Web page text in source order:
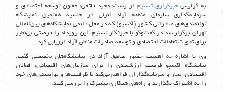
به گزارشخبرگزاری تسنیم از رشت، مجید فاتحی، معاون توسعه اقتصادی و
سرمایه‌گذاری سازمان منطقه آزاد انزلی در حاشیه هفتمین نمایشگاه
توانمندی‌های صادراتی کشور (اکسپو) که در محل دائمی نمایشگاه‌های بین‌المللی
تهران برگزار شد در گفت‌وگو با خبرنگار تسنیم، این رویداد را فرصتی بی‌نظیر
برای تقویت تعاملات اقتصادی و توسعه صادرات مناطق آزاد ارزیابی کرد.
وی با اشاره به اهمیت حضور مناطق آزاد در نمایشگاه‌های تخصصی گفت:
نمایشگاه اکسپو فرصت ارزشمندی را برای سازمان‌های اقتصادی، فعالان
اقتصادی، تجار و سرمایه‌گذاران فراهم می‌کند تا ظرفیت‌ها و توانمندی‌های خود
را به اشتراک بگذارند و راه‌های همکاری مشترک را بررسی کنند.